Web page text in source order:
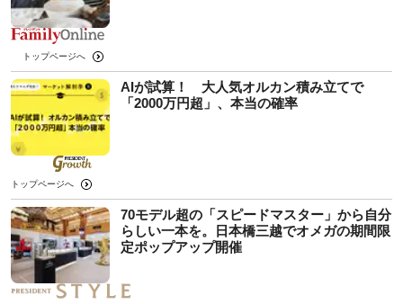
トップページへ
AIが試算！ 大人気オルカン積み立てで
「2000万円超」、本当の確率
トップページへ
70モデル超の「スピードマスター」から自分
らしい一本を。日本橋三越でオメガの期間限
定ポップアップ開催